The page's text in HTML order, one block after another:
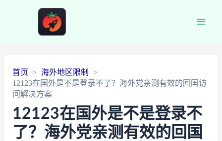
首页
海外地区限制
12123在国外是不是登录不了？海外党亲测有效的回国访
问解决方案
12123在国外是不是登录不
了？海外党亲测有效的回国